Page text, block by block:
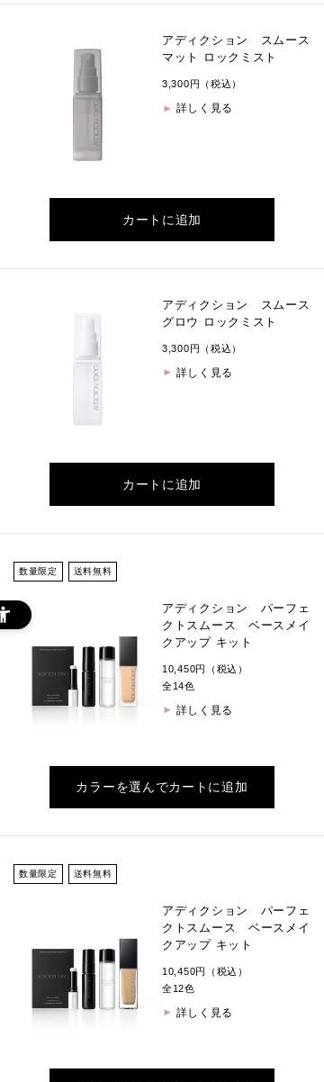
アディクション スムース
マット ロックミスト
3,300円（税込）
詳しく見る
カートに追加
アディクション スムース
グロウ ロックミスト
3,300円（税込）
詳しく見る
カートに追加
数量限定 送料無料
アディクション パーフェ
クトスムース ベースメイ
クアップ キット
10,450円（税込）
全14色
詳しく見る
カラーを選んでカートに追加
数量限定 送料無料
アディクション パーフェ
クトスムース ベースメイ
クアップ キット
10,450円（税込）
全12色
詳しく見る